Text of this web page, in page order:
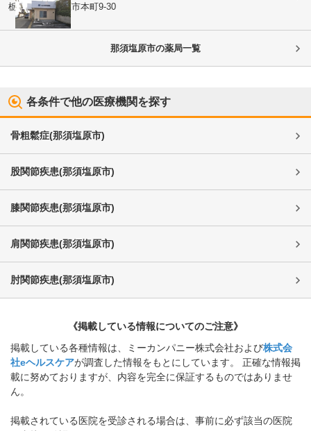
栃木県那須塩原市本町9-30
那須塩原市の薬局一覧
各条件で他の医療機関を探す
骨粗鬆症(那須塩原市)
股関節疾患(那須塩原市)
膝関節疾患(那須塩原市)
肩関節疾患(那須塩原市)
肘関節疾患(那須塩原市)
《掲載している情報についてのご注意》
掲載している各種情報は、ミーカンパニー株式会社および株式会
社eヘルスケアが調査した情報をもとにしています。 正確な情報掲
載に努めておりますが、内容を完全に保証するものではありませ
ん。
掲載されている医院を受診される場合は、事前に必ず該当の医院